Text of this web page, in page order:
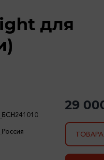
для
БСН241010
Россия
29